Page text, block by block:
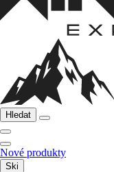
Hledat
Nové produkty
Ski